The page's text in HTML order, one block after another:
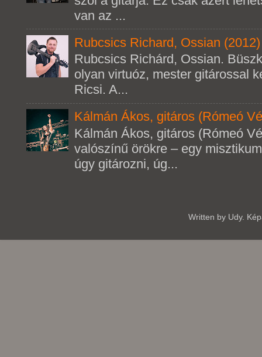
van az ...
Rubcsics Richard, Ossian (2012)
Rubcsics Richárd, Ossian.
olyan virtuóz, mester gitárossal
Ricsi. A...
Kálmán Ákos, gitáros (Rómeó
Kálmán Ákos, gitáros (Rómeó
valószínű örökre – egy
úgy gitározni, úg...
Written by Udy.